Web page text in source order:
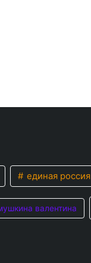
единая россия
валентина